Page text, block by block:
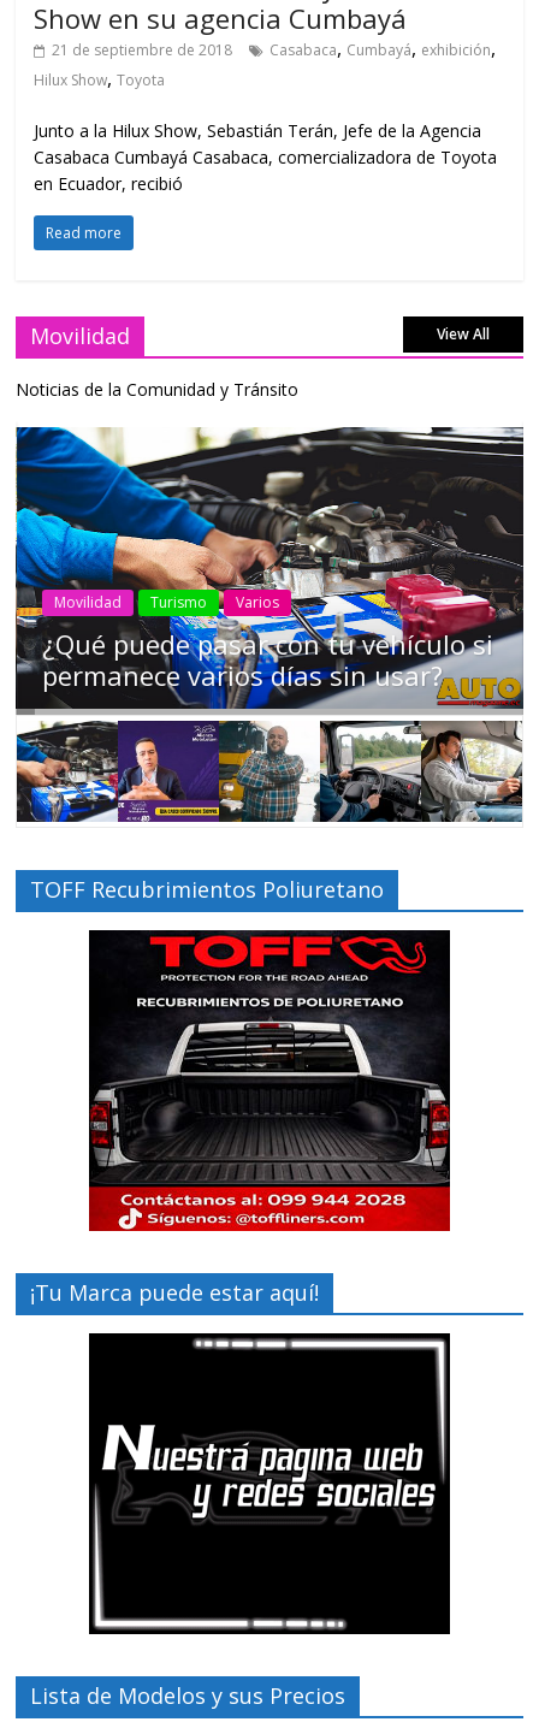
Show en su agencia Cumbayá
21 de septiembre de 2018 Casabaca, Cumbayá, exhibición,
Hilux Show,Toyota
Junto a la Hilux Show, Sebastián Terán, Jefe de la Agencia
Casabaca Cumbayá Casabaca, comercializadora de Toyota
en Ecuador, recibió
Read more
Movilidad View All
Noticias de la Comunidad y Tránsito
AEADE Industria Motociclismo Motos Movilidad
Campaña busca cambiar destino de
los motociclistas en la región
TOFF Recubrimientos Poliuretano
¡Tu Marca puede estar aquí!
Lista de Modelos y sus Precios